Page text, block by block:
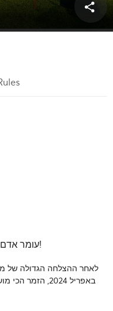
share
עומר אדם במופע 360 באצטדיון הלאומי רמת גן!
לאחר ההצלחה הגדולה של